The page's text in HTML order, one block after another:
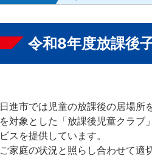
令和8年度放課後
日進市では児童の放課後の居場所
を対象とした「放課後児童クラブ
ビスを提供しています。
ご家庭の状況と照らし合わせて適